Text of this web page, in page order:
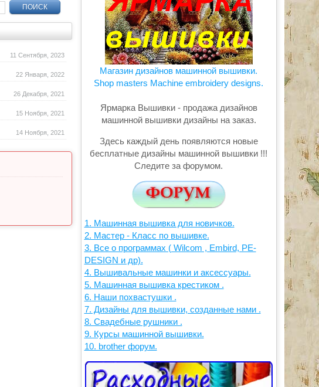
ПОИСК
11 Сентября, 2023
22 Января, 2022
26 Декабря, 2021
15 Ноября, 2021
14 Ноября, 2021
Магазин дизайнов машинной вышивки.
Shop masters Machine embroidery designs.
Ярмарка Вышивки - продажа дизайнов
машинной вышивки дизайны на заказ.
Здесь каждый день появляются новые
бесплатные дизайны машинной вышивки !!!
Следите за форумом.
1. Машинная вышивка для новичков.
2. Мастер - Класс по вышивке.
3. Все о программах ( Wilcom , Embird, PE-
DESIGN и др).
4. Вышивальные машинки и аксессуары.
5. Машинная вышивка крестиком .
6. Наши похвастушки .
7. Дизайны для вышивки, созданные нами .
8. Свадебные рушники .
9. Курсы машинной вышивки.
10. brother форум.